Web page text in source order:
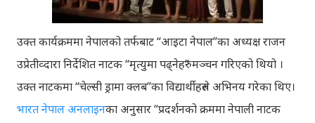
उक्त कार्यक्रममा नेपालको तर्फबाट “आइटा नेपाल”का अध्यक्ष राजन
उप्रेतीव्दारा निर्देशित नाटक “मृत्युमा पढ्नेहरु” मञ्चन गरिएको थियो ।
उक्त नाटकमा “चेल्सी ड्रामा क्लब”का विद्यार्थीहरुले अभिनय गरेका थिए।
भारत नेपाल अनलाइनका अनुसार “प्रदर्शनको क्रममा नेपाली नाटक